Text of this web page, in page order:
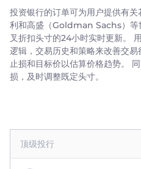
市场分析
交易培训
投资银行的订单可为用户提供有
利和高盛（Goldman Sachs）等
叉折扣头寸的24小时实时更新。
逻辑，交易历史和策略来改善交易
止损和目标价以估算价格趋势。
损，及时调整既定头寸。
顶级投行